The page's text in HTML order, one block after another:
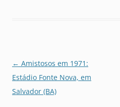
Navegação
de
posts
← Amistosos em 1971:
Estádio Fonte Nova, em
Salvador (BA)